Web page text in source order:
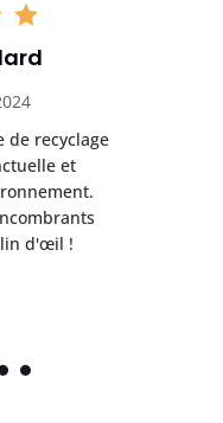
de recyclage
et
d'œil !